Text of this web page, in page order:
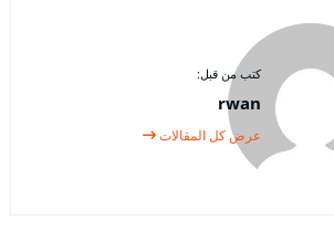
كتب من قبل:
rwan
عرض كل المقالات